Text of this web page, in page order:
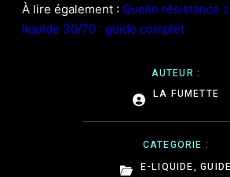
AUTEUR :
LA FUMETTE
CATEGORIE :
E-LIQUIDE,GUIDE
À lire également : Quelle résistance
liquide 30/70 : guide complet